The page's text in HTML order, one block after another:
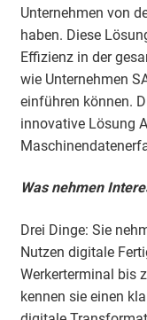
Unternehmen von
haben. Diese
Effizienz in der
wie Unternehmen
einführen können.
innovative Lösung
Was nehmen
Drei Dinge: Sie
Nutzen digitale
Werkerterminal bis
kennen sie einen